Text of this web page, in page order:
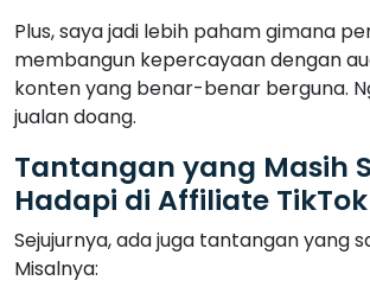
Plus, saya jadi lebih paham gimana
membangun kepercayaan dengan
konten yang benar-benar berguna.
jualan doang.
Tantangan yang Masih
Hadapi di Affiliate TikTok
Sejujurnya, ada juga tantangan yang
Misalnya: